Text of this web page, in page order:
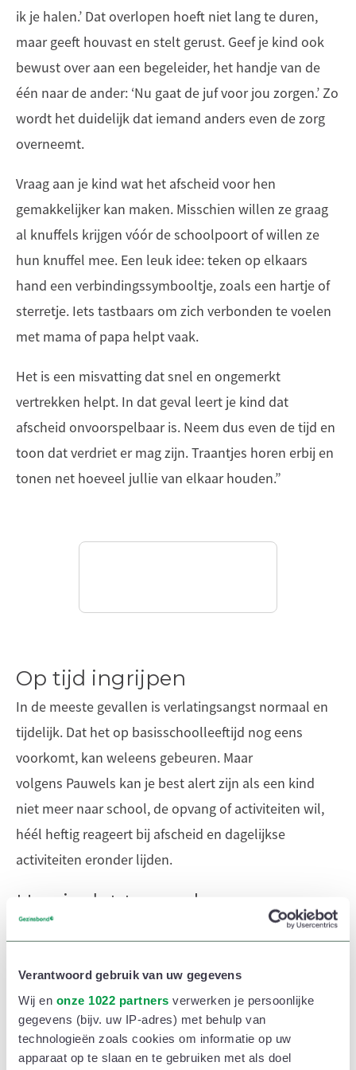
Verantwoord gebruik van uw gegevens
Wij en onze 1022 partners verwerken je persoonlijke
gegevens (bijv. uw IP-adres) met behulp van
technologieën zoals cookies om informatie op uw
apparaat op te slaan en te gebruiken met als doel
ik je halen.’ Dat overlopen hoeft niet lang te duren,
maar geeft houvast en stelt gerust. Geef je kind ook
bewust over aan een begeleider, het handje van de
één naar de ander: ‘Nu gaat de juf voor jou zorgen.’ Zo
wordt het duidelijk dat iemand anders even de zorg
overneemt.
Vraag aan je kind wat het afscheid voor hen
gemakkelijker kan maken. Misschien willen ze graag
al knuffels krijgen vóór de schoolpoort of willen ze
hun knuffel mee. Een leuk idee: teken op elkaars
hand een verbindingssymbooltje, zoals een hartje of
sterretje. Iets tastbaars om zich verbonden te voelen
met mama of papa helpt vaak.
Het is een misvatting dat snel en ongemerkt
vertrekken helpt. In dat geval leert je kind dat
afscheid onvoorspelbaar is. Neem dus even de tijd en
toon dat verdriet er mag zijn. Traantjes horen erbij en
tonen net hoeveel jullie van elkaar houden.”
Op tijd ingrijpen
In de meeste gevallen is verlatingsangst normaal en
tijdelijk. Dat het op basisschoolleeftijd nog eens
voorkomt, kan weleens gebeuren. Maar
volgens Pauwels kan je best alert zijn als een kind
niet meer naar school, de opvang of activiteiten wil,
héél heftig reageert bij afscheid en dagelijkse
activiteiten eronder lijden.
Hoe is dat te merken aan een
zoals buikpijn, extreem vastklampen of bij sommigen
net abnormaal stil gedrag. Bij oudere kinderen kan
de angst zich ook uiten in controlerend gedrag bij
ouders en vriendjes: ze willen voortdurend weten